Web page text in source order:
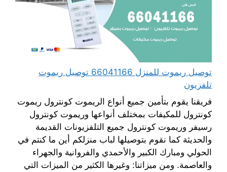
توصيل ريموت للمنزل 66041166 توصيل ريموت
تلفزيون
فريقنا يقوم بتأمين جميع أنواع الريموت كونترول ريموت
كونترول للمكيفات بمختلف أنواعها وريموت كونترول
رسيفر وريموت كونترول جميع التلفزيونات القديمة
والحديثة كما نقوم بتوصيلها لباب منزلكم أين ما كنتم في
الحولي ومبارك الكبير والأحمدي والفروانية والجهراء
والعاصمة. ومن ميزاتنا: وغيرها الكثير من الميزات التي